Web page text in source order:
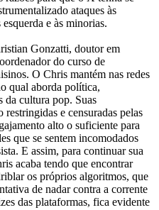
ataques às
e às minorias.
Gonzatti, doutor em
do curso de
O Chris mantém nas redes
qual aborda política,
da cultura pop. Suas
e censuradas pelas
alto o suficiente para
que se sentem incomodados
E assim, para continuar sua
acaba tendo que encontrar
os próprios algoritmos, que
de nadar contra a corrente
das plataformas, fica evidente